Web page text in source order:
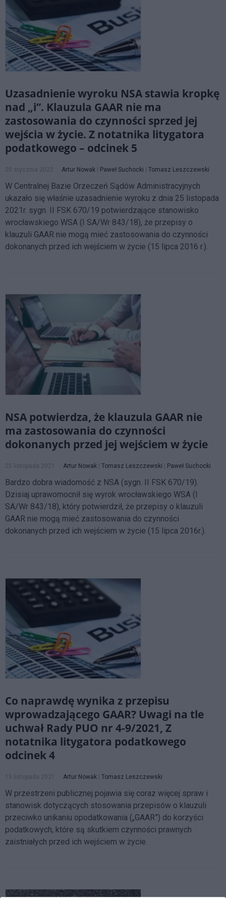
Uzasadnienie wyroku NSA stawia kropkę
nad „i”. Klauzula GAAR nie ma
zastosowania do czynności sprzed jej
wejścia w życie. Z notatnika litygatora
podatkowego – odcinek 5
20 stycznia 2022 Artur Nowak Paweł Suchocki Tomasz Leszczewski
W Centralnej Bazie Orzeczeń Sądów Administracyjnych
ukazało się właśnie uzasadnienie wyroku z dnia 25 listopada
2021r. sygn. II FSK 670/19 potwierdzające stanowisko
wrocławskiego WSA (I SA/Wr 843/18), że przepisy o
klauzuli GAAR nie mogą mieć zastosowania do czynności
dokonanych przed ich wejściem w życie (15 lipca 2016 r.).
NSA potwierdza, że klauzula GAAR nie
ma zastosowania do czynności
dokonanych przed jej wejściem w życie
25 listopada 2021 Artur Nowak | Tomasz Leszczewski | Paweł Suchocki
Bardzo dobra wiadomość z NSA (sygn. II FSK 670/19).
Dzisiaj uprawomocnił się wyrok wrocławskiego WSA (I
SA/Wr 843/18), który potwierdził, że przepisy o klauzuli
GAAR nie mogą mieć zastosowania do czynności
dokonanych przed ich wejściem w życie (15 lipca 2016r.).
Co naprawdę wynika z przepisu
wprowadzającego GAAR? Uwagi na tle
uchwał Rady PUO nr 4-9/2021, Z
notatnika litygatora podatkowego
odcinek 4
15 listopada 2021 Artur Nowak Tomasz Leszczewski
W przestrzeni publicznej pojawia się coraz więcej spraw i
stanowisk dotyczących stosowania przepisów o klauzuli
przeciwko unikaniu opodatkowania („GAAR”) do korzyści
podatkowych, które są skutkiem czynności prawnych
zaistniałych przed ich wejściem w życie.